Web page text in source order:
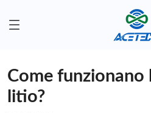
Come funzionano
litio?